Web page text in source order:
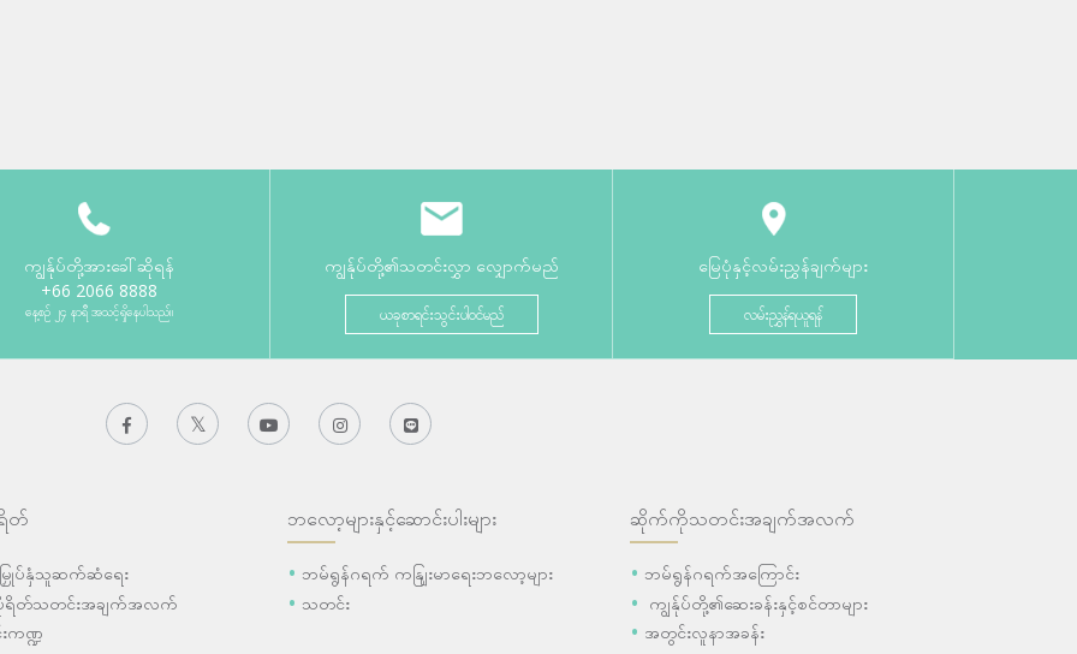
ကျွန်ုပ်တို့အားခေါ်ဆိုရန်
+66 2066 8888
နေ့စဉ် ၂၄ နာရီ အသင့်ရှိနေပါသည်။
ကျွန်ုပ်တို့၏သတင်းလွှာ လျှောက်မည်
ယခုစာရင်းသွင်းပါဝင်မည်
မြေပုံနှင့်လမ်းညွှန်ချက်များ
လမ်းညွှန်ရယူရန်
တ်
မြှုပ်နှံသူဆက်ဆံရေး
ရိတ်သတင်းအချက်အလက်
ကဏ္ဍ
ဘလော့များနှင့်ဆောင်းပါးများ
ဘမ်ရွန်ဂရက် ကနျြးမာရေးဘလော့များ
သတင်း
ဆိုက်ကိုသတင်းအချက်အလက်
ဘမ်ရွန်ဂရက်အကြောင်း
ကျွန်ုပ်တို့၏ဆေးခန်းနှင့်စင်တာများ
အတွင်းလူနာအခန်း